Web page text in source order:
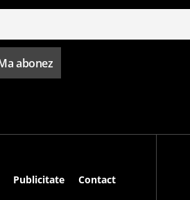
Publicitate Contact